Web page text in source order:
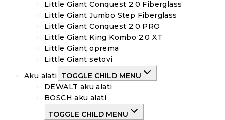
Little Giant Conquest 2.0 Fiberglass
Little Giant Jumbo Step Fiberglass
Little Giant Conquest 2.0 PRO
Little Giant King Kombo 2.0 XT
Little Giant oprema
Little Giant setovi
Aku alati TOGGLE CHILD MENU
DEWALT aku alati
BOSCH aku alati
TOGGLE CHILD MENU